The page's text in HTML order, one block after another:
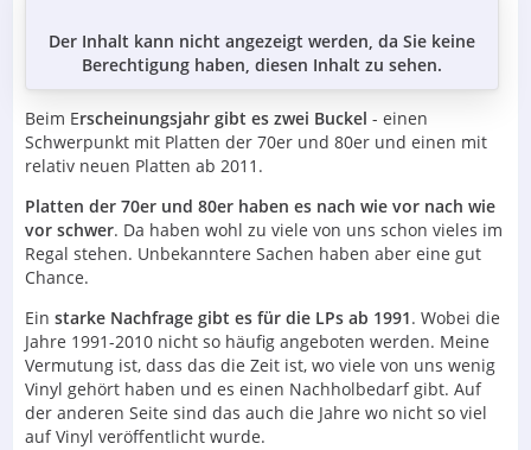
Der Inhalt kann nicht angezeigt werden, da Sie keine
Berechtigung haben, diesen Inhalt zu sehen.
Beim Erscheinungsjahr gibt es zwei Buckel - einen
Schwerpunkt mit Platten der 70er und 80er und einen mit
relativ neuen Platten ab 2011.
Platten der 70er und 80er haben es nach wie vor nach wie
vor schwer. Da haben wohl zu viele von uns schon vieles im
Regal stehen. Unbekanntere Sachen haben aber eine gut
Chance.
Ein starke Nachfrage gibt es für die LPs ab 1991. Wobei die
Jahre 1991-2010 nicht so häufig angeboten werden. Meine
Vermutung ist, dass das die Zeit ist, wo viele von uns wenig
Vinyl gehört haben und es einen Nachholbedarf gibt. Auf
der anderen Seite sind das auch die Jahre wo nicht so viel
auf Vinyl veröffentlicht wurde.